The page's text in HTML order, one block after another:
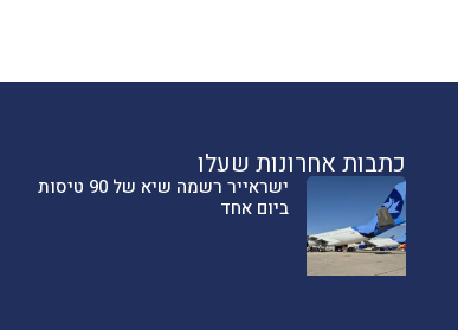
כתבות אחרונות שעלו
ישראייר רשמה שיא של 90 טיסות
ביום אחד